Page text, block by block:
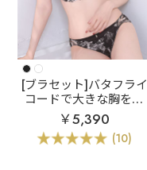
[ブラセット]バタフライ
コードで大きな胸をし
っかり支える
フラワ
ー バタフライコード ブ
ラジャー&ショーツ (F
￥5,390
(10)